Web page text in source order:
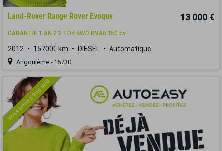
Land-Rover Range Rover Evoque 13 000 €
GARANTIE 1 AN 2.2 TD4 4WD BVA6 150 cv
2012 157000 km DIESEL Automatique
Angoulême - 16730
Vous arrivez trop tard